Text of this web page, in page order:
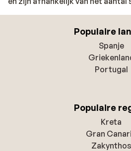
Populaire
Spanje
Portugal
Populaire
Kreta
Gran
Zakynthos